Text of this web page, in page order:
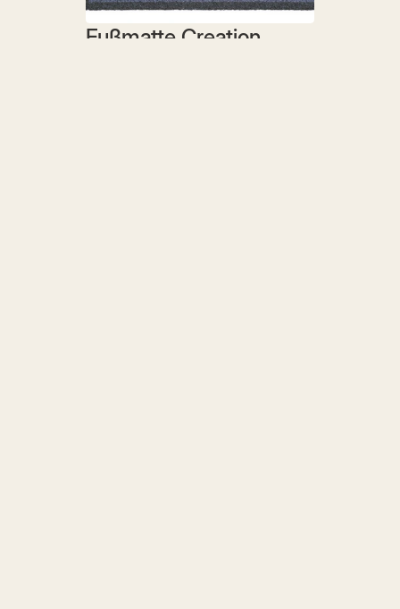
Fußmatte Creation